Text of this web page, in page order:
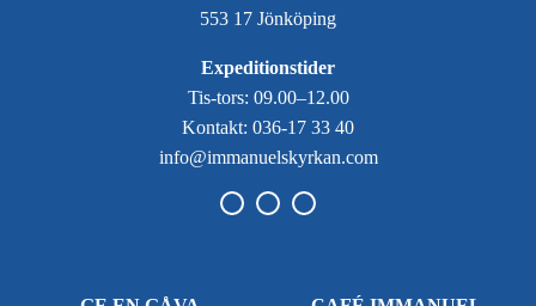
553 17 Jönköping
Expeditionstider
Tis-tors: 09.00–12.00
Kontakt: 036-17 33 40
info@immanuelskyrkan.com